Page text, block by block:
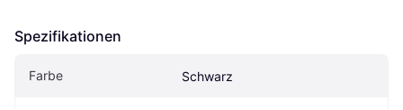
Spezifikationen
Farbe Schwarz